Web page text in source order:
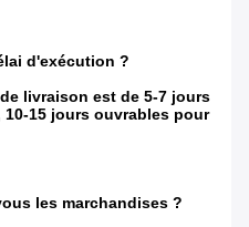
d'exécution ?
livraison est de 5-7 jours
15 jours ouvrables pour
les marchandises ?